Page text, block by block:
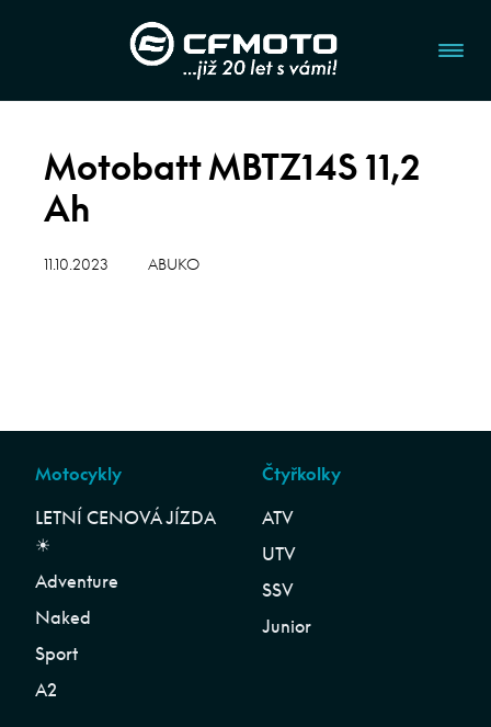
Motobatt MBTZ14S 11,2
Ah
11.10.2023 ABUKO
Motocykly
LETNÍ CENOVÁ JÍZDA
☀︎
Adventure
Naked
Sport
A2
Čtyřkolky
ATV
UTV
SSV
Junior